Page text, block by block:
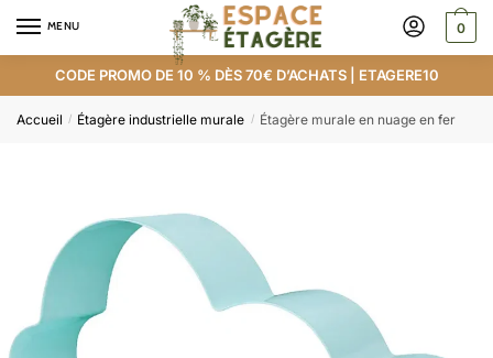
MENU 0
CODE PROMO DE 10 % DÈS 70€ D’ACHATS | ETAGERE10
Accueil / Étagère industrielle murale / Étagère murale en nuage en fer